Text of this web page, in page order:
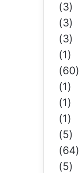
(3)
(3)
(3)
(1)
(60)
(1)
(1)
(1)
(5)
(64)
(5)